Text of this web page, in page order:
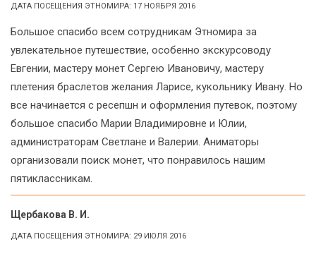
ДАТА ПОСЕЩЕНИЯ ЭТНОМИРА: 17 НОЯБРЯ 2016
Большое спасибо всем сотрудникам Этномира за
увлекательное путешествие, особенно экскурсоводу
Евгении, мастеру монет Сергею Ивановичу, мастеру
плетения браслетов желания Ларисе, кукольнику Ивану. Но
все начинается с ресепшн и оформления путевок, поэтому
большое спасибо Марии Владимировне и Юлии,
администраторам Светлане и Валерии. Аниматоры
организовали поиск монет, что понравилось нашим
пятиклассникам.
Щербакова В. И.
ДАТА ПОСЕЩЕНИЯ ЭТНОМИРА: 29 ИЮЛЯ 2016